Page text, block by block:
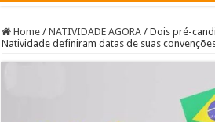
Home / NATIVIDADE AGORA / Dois pré-
Natividade definiram datas de suas